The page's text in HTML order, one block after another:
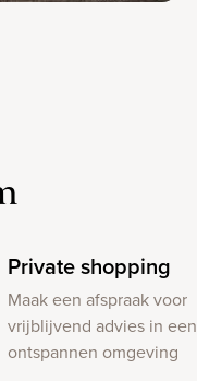
Private shopping
Maak een afspraak voor
vrijblijvend advies in een
ontspannen omgeving